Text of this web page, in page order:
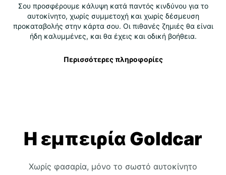
Σου προσφέρουμε κάλυψη κατά παντός κινδύνου για το
αυτοκίνητο, χωρίς συμμετοχή και χωρίς δέσμευση
προκαταβολής στην κάρτα σου. Οι πιθανές ζημιές θα είναι
ήδη καλυμμένες, και θα έχεις και οδική βοήθεια.
Περισσότερες πληροφορίες
Η εμπειρία Goldcar
Χωρίς φασαρία, μόνο το σωστό αυτοκίνητο